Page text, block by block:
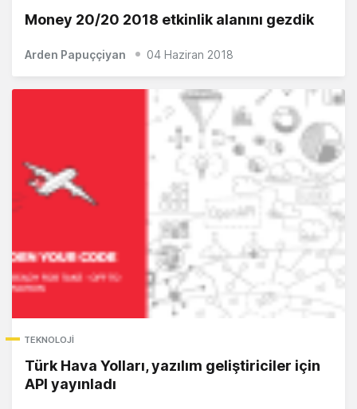
Money 20/20 2018 etkinlik alanını gezdik
Arden Papuççiyan 04 Haziran 2018
TEKNOLOJI
Türk Hava Yolları, yazılım geliştiriciler için
API yayınladı